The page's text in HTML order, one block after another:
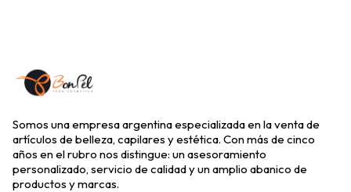
Somos una empresa argentina especializada en la venta de
artículos de belleza, capilares y estética. Con más de cinco
años en el rubro nos distingue: un asesoramiento
personalizado, servicio de calidad y un amplio abanico de
productos y marcas.